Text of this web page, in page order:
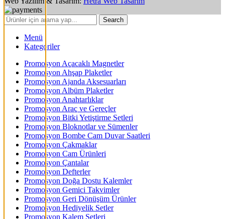
Search
Menü
Kategoriler
Promosyon Açacaklı Magnetler
Promosyon Ahşap Plaketler
Promosyon Ajanda Aksesuarları
Promosyon Albüm Plaketler
Promosyon Anahtarlıklar
Promosyon Araç ve Gereçler
Promosyon Bitki Yetiştirme Setleri
Promosyon Bloknotlar ve Sümenler
Promosyon Bombe Cam Duvar Saatleri
Promosyon Çakmaklar
Promosyon Cam Ürünleri
Promosyon Çantalar
Promosyon Defterler
Promosyon Doğa Dostu Kalemler
Promosyon Gemici Takvimler
Promosyon Geri Dönüşüm Ürünler
Promosyon Hediyelik Setler
Promosyon Kalem Setleri